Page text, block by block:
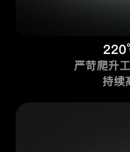
严苛爬升
持续